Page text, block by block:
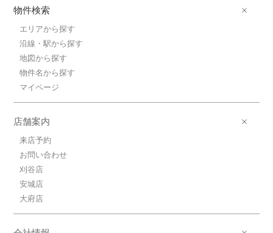
物件検索
エリアから探す
沿線・駅から探す
地図から探す
物件名から探す
マイページ
店舗案内
来店予約
お問い合わせ
刈谷店
安城店
大府店